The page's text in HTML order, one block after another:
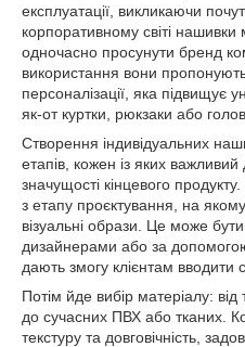
експлуатації, викликаючи
корпоративному світі
одночасно просунути бренд
використання вони
персоналізації, яка підвищує
як-от куртки, рюкзаки або
Створення індивідуальних
етапів, кожен із яких
значущості кінцевого
з етапу проєктування, на
візуальні образи. Це може
дизайнерами або за
дають змогу клієнтам вводити
Потім йде вибір матеріалу:
до сучасних ПВХ або тканих.
текстуру та довговічність,